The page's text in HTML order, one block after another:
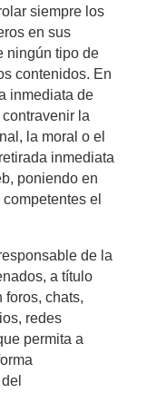
siempre los
en sus
ningún tipo de
contenidos. En
inmediata de
la
la moral o el
inmediata
poniendo en
el
de la
a título
foros, chats,
redes
permita a